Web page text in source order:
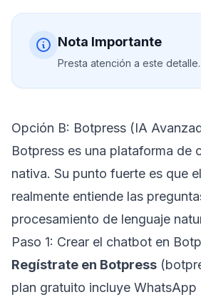
Nota Importante
Presta atención a este detalle.
Opción B: Botpress (IA
Botpress es una plataforma de
nativa. Su punto fuerte es que
realmente entiende las
procesamiento de lenguaje
Paso 1: Crear el chatbot en
Regístrate en Botpress
plan gratuito incluye WhatsApp